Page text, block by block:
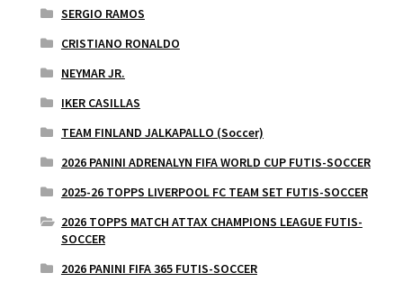
SERGIO RAMOS
CRISTIANO RONALDO
NEYMAR JR.
IKER CASILLAS
TEAM FINLAND JALKAPALLO (Soccer)
2026 PANINI ADRENALYN FIFA WORLD CUP FUTIS-SOCCER
2025-26 TOPPS LIVERPOOL FC TEAM SET FUTIS-SOCCER
2026 TOPPS MATCH ATTAX CHAMPIONS LEAGUE FUTIS-
SOCCER
2026 PANINI FIFA 365 FUTIS-SOCCER